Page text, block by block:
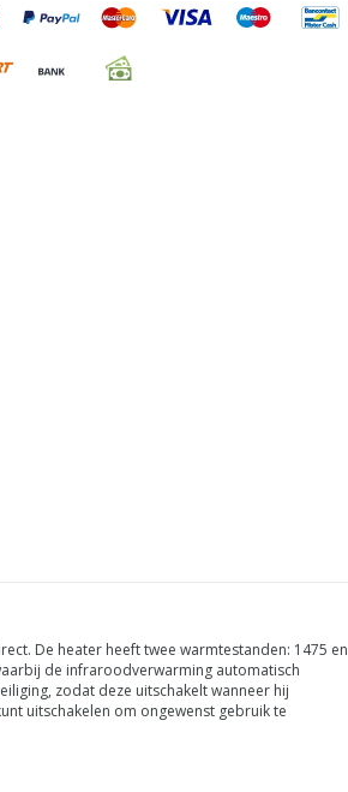
De heater heeft twee warmtestanden: 1475 en
de infraroodverwarming automatisch
zodat deze uitschakelt wanneer hij
uitschakelen om ongewenst gebruik te